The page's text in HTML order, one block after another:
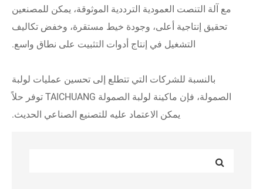
مع آلة التنصت العمودية الترددية الموثوقة، يمكن للمصنعين
تحقيق إنتاجية أعلى، وجودة خيط مستقرة، وخفض تكاليف
التشغيل في إنتاج أدوات التثبيت على نطاق واسع.
بالنسبة للشركات التي تتطلع إلى تحسين عمليات لولبة
الصمولة، فإن ماكينة لولبة الصمولة TAICHUANG توفر حلاً
يمكن الاعتماد عليه للتصنيع الصناعي الحديث.